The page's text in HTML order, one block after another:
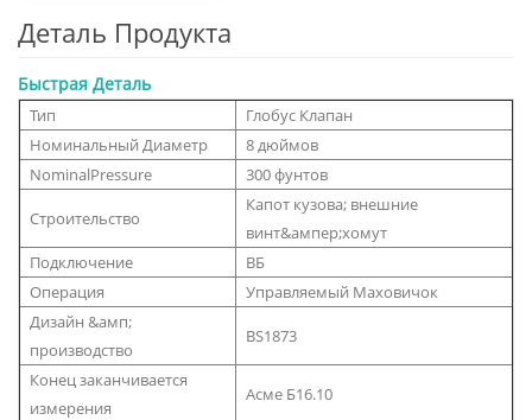
Деталь Продукта
Быстрая Деталь
Тип
Глобус Клапан
Номинальный Диаметр
8 дюймов
NominalPressure
300 фунтов
Строительство
Капот кузова; внешние
винт&ампер;хомут
Подключение
ВБ
Операция
Управляемый Маховичок
Дизайн &амп;
производство
BS1873
Конец заканчивается
измерения
Асме Б16.10